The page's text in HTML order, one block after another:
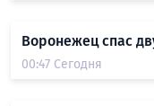
Воронежец спас
00:47 Сегодня